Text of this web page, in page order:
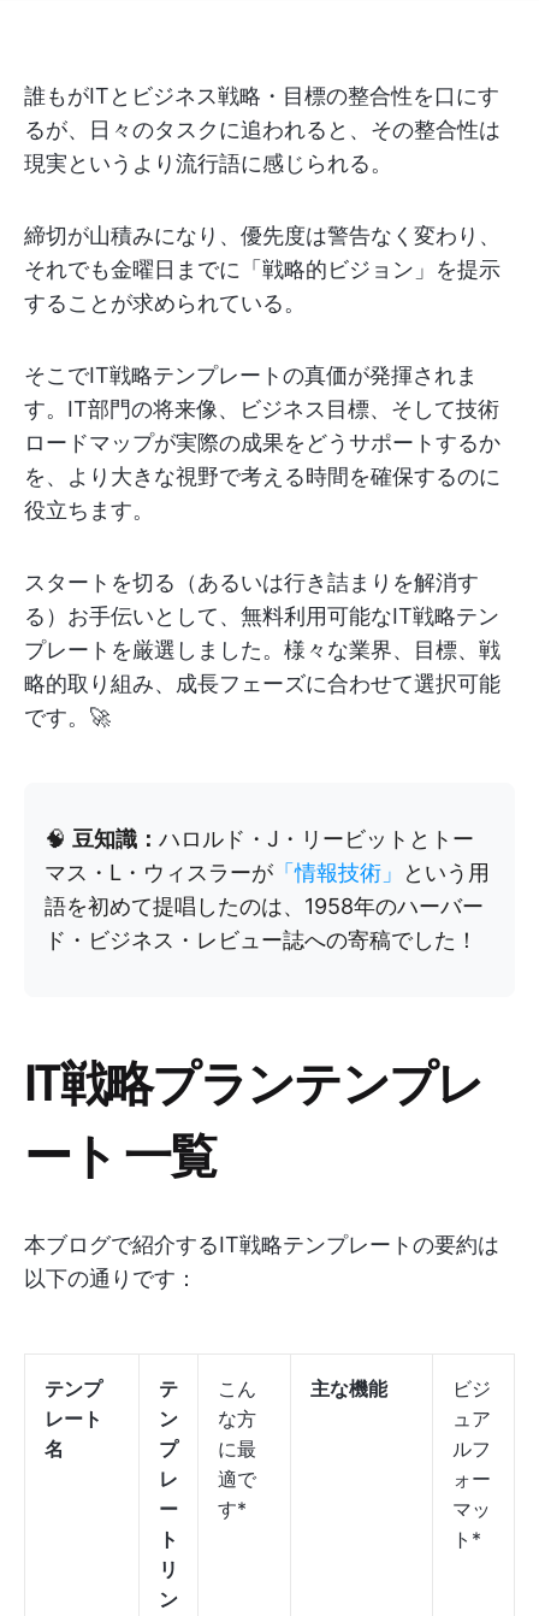
誰もがITとビジネス戦略・目標の整合性を口にす
るが、日々のタスクに追われると、その整合性は
現実というより流行語に感じられる。
締切が山積みになり、優先度は警告なく変わり、
それでも金曜日までに「戦略的ビジョン」を提示
することが求められている。
そこでIT戦略テンプレートの真価が発揮されま
す。IT部門の将来像、ビジネス目標、そして技術
ロードマップが実際の成果をどうサポートするか
を、より大きな視野で考える時間を確保するのに
役立ちます。
スタートを切る（あるいは行き詰まりを解消す
る）お手伝いとして、無料利用可能なIT戦略テン
プレートを厳選しました。様々な業界、目標、戦
略的取り組み、成長フェーズに合わせて選択可能
です。🚀
🧠 豆知識： ハロルド・J・リービットとトー
マス・L・ウィスラーが 「情報技術」
という用
語を初めて提唱したのは、1958年のハーバー
ド・ビジネス・レビュー誌への寄稿でした！
IT戦略プランテンプレ
ート 一覧
本ブログで紹介するIT戦略テンプレートの要約は
以下の通りです：
テンプ
レート
名
テ
ン
プ
レ
ー
ト
リ
ン
こん
な方
に最
適で
す*
主な機能
ビジ
ュア
ルフ
ォー
マッ
ト*